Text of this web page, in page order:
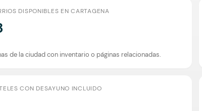
DISPONIBLES EN CARTAGENA
de la ciudad con inventario o páginas relacionadas.
CON DESAYUNO INCLUIDO